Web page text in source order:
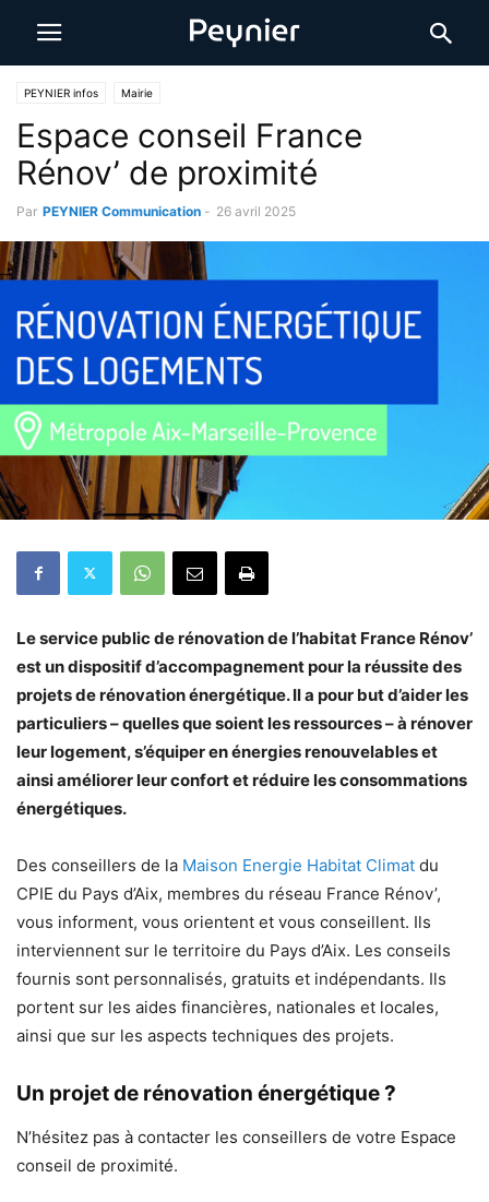
PEYNIER infos Mairie
Espace conseil France
Rénov’ de proximité
Par PEYNIER Communication - 26 avril 2025
Le service public de rénovation de l’habitat France Rénov’
est un dispositif d’accompagnement pour la réussite des
projets de rénovation énergétique. Il a pour but d’aider les
particuliers – quelles que soient les ressources – à rénover
leur logement, s’équiper en énergies renouvelables et
ainsi améliorer leur confort et réduire les consommations
énergétiques.
Des conseillers de la Maison Energie Habitat Climat du
CPIE du Pays d’Aix, membres du réseau France Rénov’,
vous informent, vous orientent et vous conseillent. Ils
interviennent sur le territoire du Pays d’Aix. Les conseils
fournis sont personnalisés, gratuits et indépendants. Ils
portent sur les aides financières, nationales et locales,
ainsi que sur les aspects techniques des projets.
Un projet de rénovation énergétique ?
N’hésitez pas à contacter les conseillers de votre Espace
conseil de proximité.